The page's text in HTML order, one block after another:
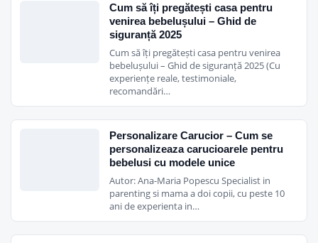
Cum să îți pregătești casa pentru
venirea bebelușului – Ghid de
siguranță 2025
Cum să îți pregătești casa pentru venirea
bebelușului – Ghid de siguranță 2025 (Cu
experiențe reale, testimoniale,
recomandări…
Personalizare Carucior – Cum se
personalizeaza carucioarele pentru
bebelusi cu modele unice
Autor: Ana-Maria Popescu Specialist in
parenting si mama a doi copii, cu peste 10
ani de experienta in…